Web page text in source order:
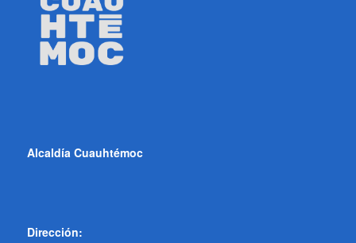
Alcaldía Cuauhtémoc
Dirección: